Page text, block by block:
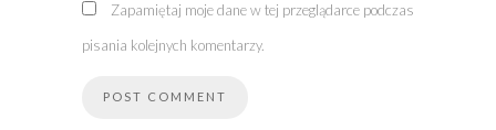
Zapamiętaj moje dane w tej przeglądarce podczas
pisania kolejnych komentarzy.